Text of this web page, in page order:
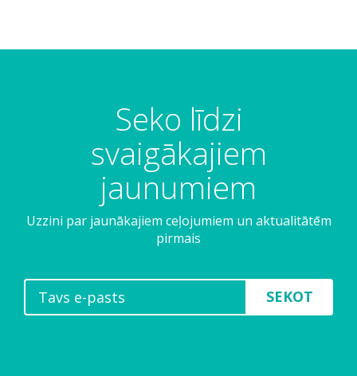
Seko līdzi
svaigākajiem
jaunumiem
Uzzini par jaunākajiem ceļojumiem un aktualitātēm
pirmais
SEKOT